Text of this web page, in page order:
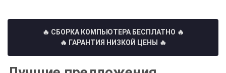
🔥 СБОРКА КОМПЬЮТЕРА БЕСПЛАТНО 🔥
🔥 ГАРАНТИЯ НИЗКОЙ ЦЕНЫ 🔥